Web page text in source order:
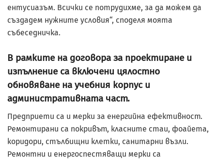
ентусиазъм. Всички се потрудихме, за да можем да
създадем нужните условия“, споделя моята
събеседничка.
В рамките на договора за проектиране и
изпълнение са включени цялостно
обновяване на учебния корпус и
административната част.
Предприети са и мерки за енергийна ефективност.
Ремонтирани са покривът, класните стаи, фоайета,
коридори, стълбищни клетки, санитарни възли.
Ремонтни и енергоспестяващи мерки са